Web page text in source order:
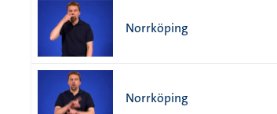
Norrköping
Norrköping